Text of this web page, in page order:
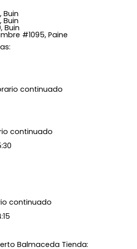
Buin
#1095, Paine
continuado
continuado
continuado
Balmaceda Tienda: